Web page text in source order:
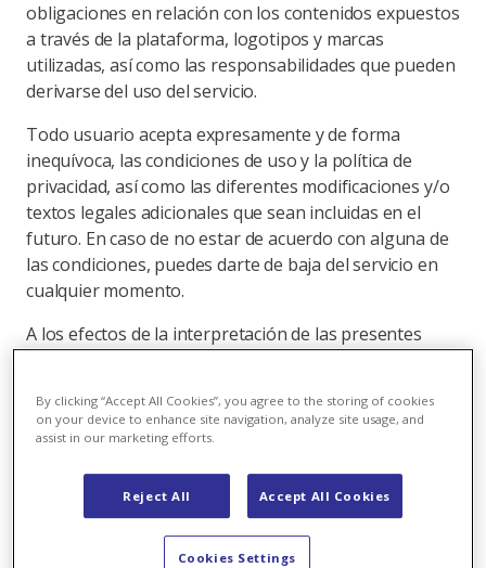
obligaciones en relación con los contenidos expuestos
a través de la plataforma, logotipos y marcas
utilizadas, así como las responsabilidades que pueden
derivarse del uso del servicio.
Todo usuario acepta expresamente y de forma
inequívoca, las condiciones de uso y la política de
privacidad, así como las diferentes modificaciones y/o
textos legales adicionales que sean incluidas en el
futuro. En caso de no estar de acuerdo con alguna de
las condiciones, puedes darte de baja del servicio en
cualquier momento.
A los efectos de la interpretación de las presentes
condiciones de uso y la política de privacidad
expuestas en el sitio web, bastando para ello que lo
3. RESPONSABILIDADES
By clicking “Accept All Cookies”, you agree to the storing of cookies
on your device to enhance site navigation, analyze site usage, and
assist in our marketing efforts.
Reject All Accept All Cookies
Cookies Settings